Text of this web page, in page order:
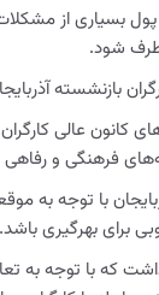
بسیاری از
شود.
بازنشسته
کانون عالی
فرهنگی و
با توجه به
برای بهرگیری باشد.
که با توجه به